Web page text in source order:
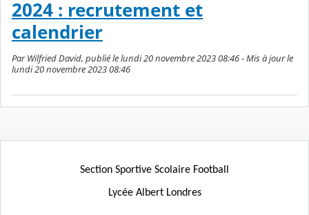
2024 : recrutement et
calendrier
Par Wilfried David, publié le lundi 20 novembre 2023 08:46 - Mis à jour le
lundi 20 novembre 2023 08:46
Section Sportive Scolaire Football
Lycée Albert Londres